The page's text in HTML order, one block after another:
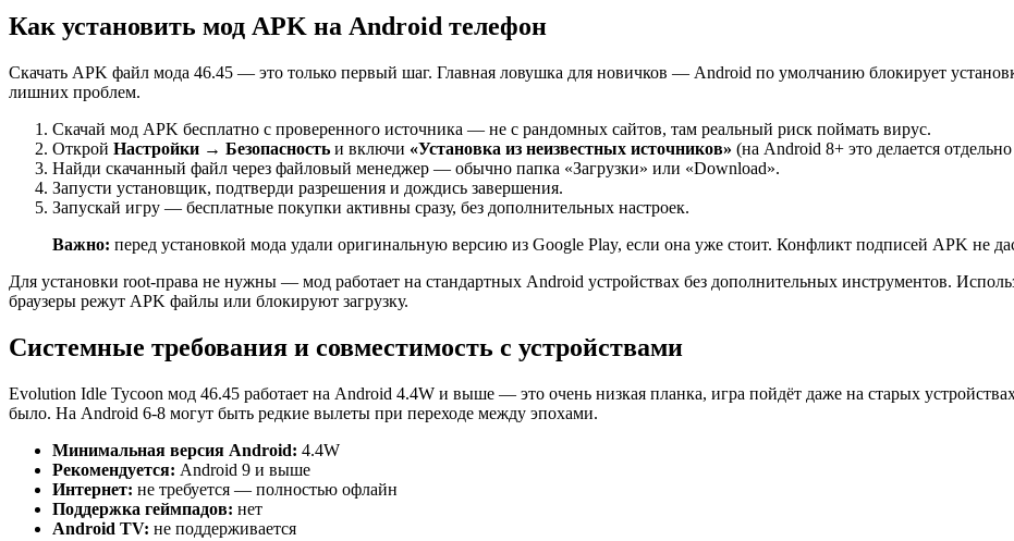
Как установить мод APK на Android телефон
Скачать APK файл мода 46.45 — это только первый шаг. Главная ловушка для новичков — Android по умолчанию блокирует
лишних проблем.
Скачай мод APK бесплатно с проверенного источника — не с рандомных сайтов, там реальный риск поймать вирус.
Открой Настройки → Безопасность и включи «Установка из неизвестных источников» (на Android 8+ это делается
Найди скачанный файл через файловый менеджер — обычно папка «Загрузки» или «Download».
Запусти установщик, подтверди разрешения и дождись завершения.
Запускай игру — бесплатные покупки активны сразу, без дополнительных настроек.
Важно: перед установкой мода удали оригинальную версию из Google Play, если она уже стоит. Конфликт подписей APK не
Для установки root-права не нужны — мод работает на стандартных Android устройствах без дополнительных инструментов.
браузеры режут APK файлы или блокируют загрузку.
Системные требования и совместимость с устройствами
Evolution Idle Tycoon мод 46.45 работает на Android 4.4W и выше — это очень низкая планка, игра пойдёт даже на старых
было. На Android 6-8 могут быть редкие вылеты при переходе между эпохами.
Минимальная версия Android: 4.4W
Рекомендуется: Android 9 и выше
Интернет: не требуется — полностью офлайн
Поддержка геймпадов: нет
Android TV: не поддерживается